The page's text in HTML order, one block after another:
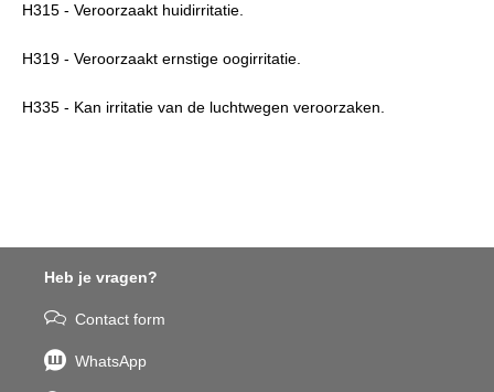
H315 - Veroorzaakt huidirritatie.
H319 - Veroorzaakt ernstige oogirritatie.
H335 - Kan irritatie van de luchtwegen veroorzaken.
Heb je vragen?
Contact form
WhatsApp